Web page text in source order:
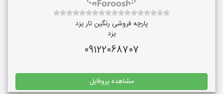
پارچه فروشی رنگین تار یزد
یزد
09122068707
مشاهده پروفایل